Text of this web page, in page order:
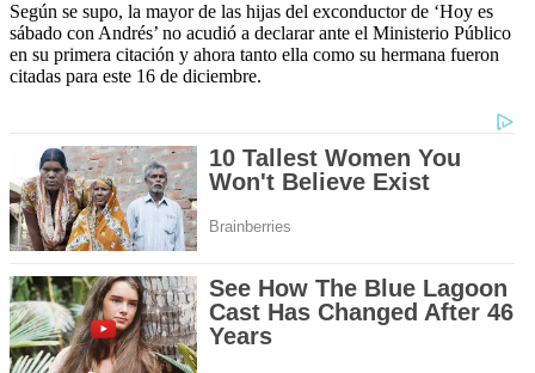
Según se supo, la mayor de las hijas del exconductor de ‘Hoy es
sábado con Andrés’ no acudió a declarar ante el Ministerio Público
en su primera citación y ahora tanto ella como su hermana fueron
citadas para este 16 de diciembre.